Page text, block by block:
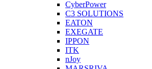
CyberPower
C3 SOLUTIONS
EATON
EXEGATE
IPPON
ITK
nJoy